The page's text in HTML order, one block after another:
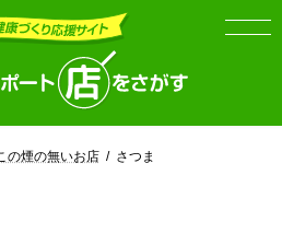
の煙の無いお店 さつま